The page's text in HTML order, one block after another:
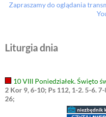
Zapraszamy do oglądania
Liturgia dnia
10 VIII Poniedziałek. Święto
2 Kor 9, 6-10; Ps 112, 1-2. 5-6.
26;